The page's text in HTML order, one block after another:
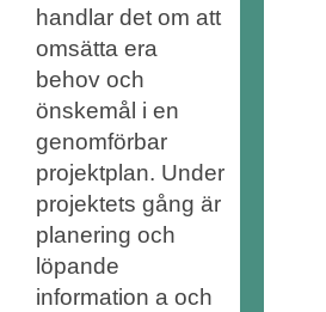
handlar det om att
omsätta era
behov och
önskemål i en
genomförbar
projektplan. Under
projektets gång är
planering och
löpande
information a och